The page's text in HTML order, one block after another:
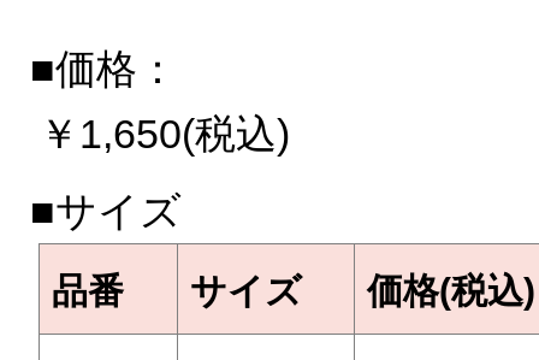
■価格：
￥1,650(税込)
■サイズ
品番 サイズ 価格(税込)